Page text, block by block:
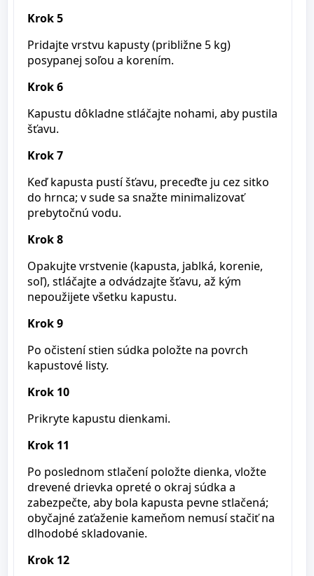
Krok 5
Pridajte vrstvu kapusty (približne 5 kg)
posypanej soľou a korením.
Krok 6
Kapustu dôkladne stláčajte nohami, aby pustila
šťavu.
Krok 7
Keď kapusta pustí šťavu, preceďte ju cez sitko
do hrnca; v sude sa snažte minimalizovať
prebytočnú vodu.
Krok 8
Opakujte vrstvenie (kapusta, jablká, korenie,
soľ), stláčajte a odvádzajte šťavu, až kým
nepoužijete všetku kapustu.
Krok 9
Po očistení stien súdka položte na povrch
kapustové listy.
Krok 10
Prikryte kapustu dienkami.
Krok 11
Po poslednom stlačení položte dienka, vložte
drevené drievka opreté o okraj súdka a
zabezpečte, aby bola kapusta pevne stlačená;
obyčajné zaťaženie kameňom nemusí stačiť na
dlhodobé skladovanie.
Krok 12